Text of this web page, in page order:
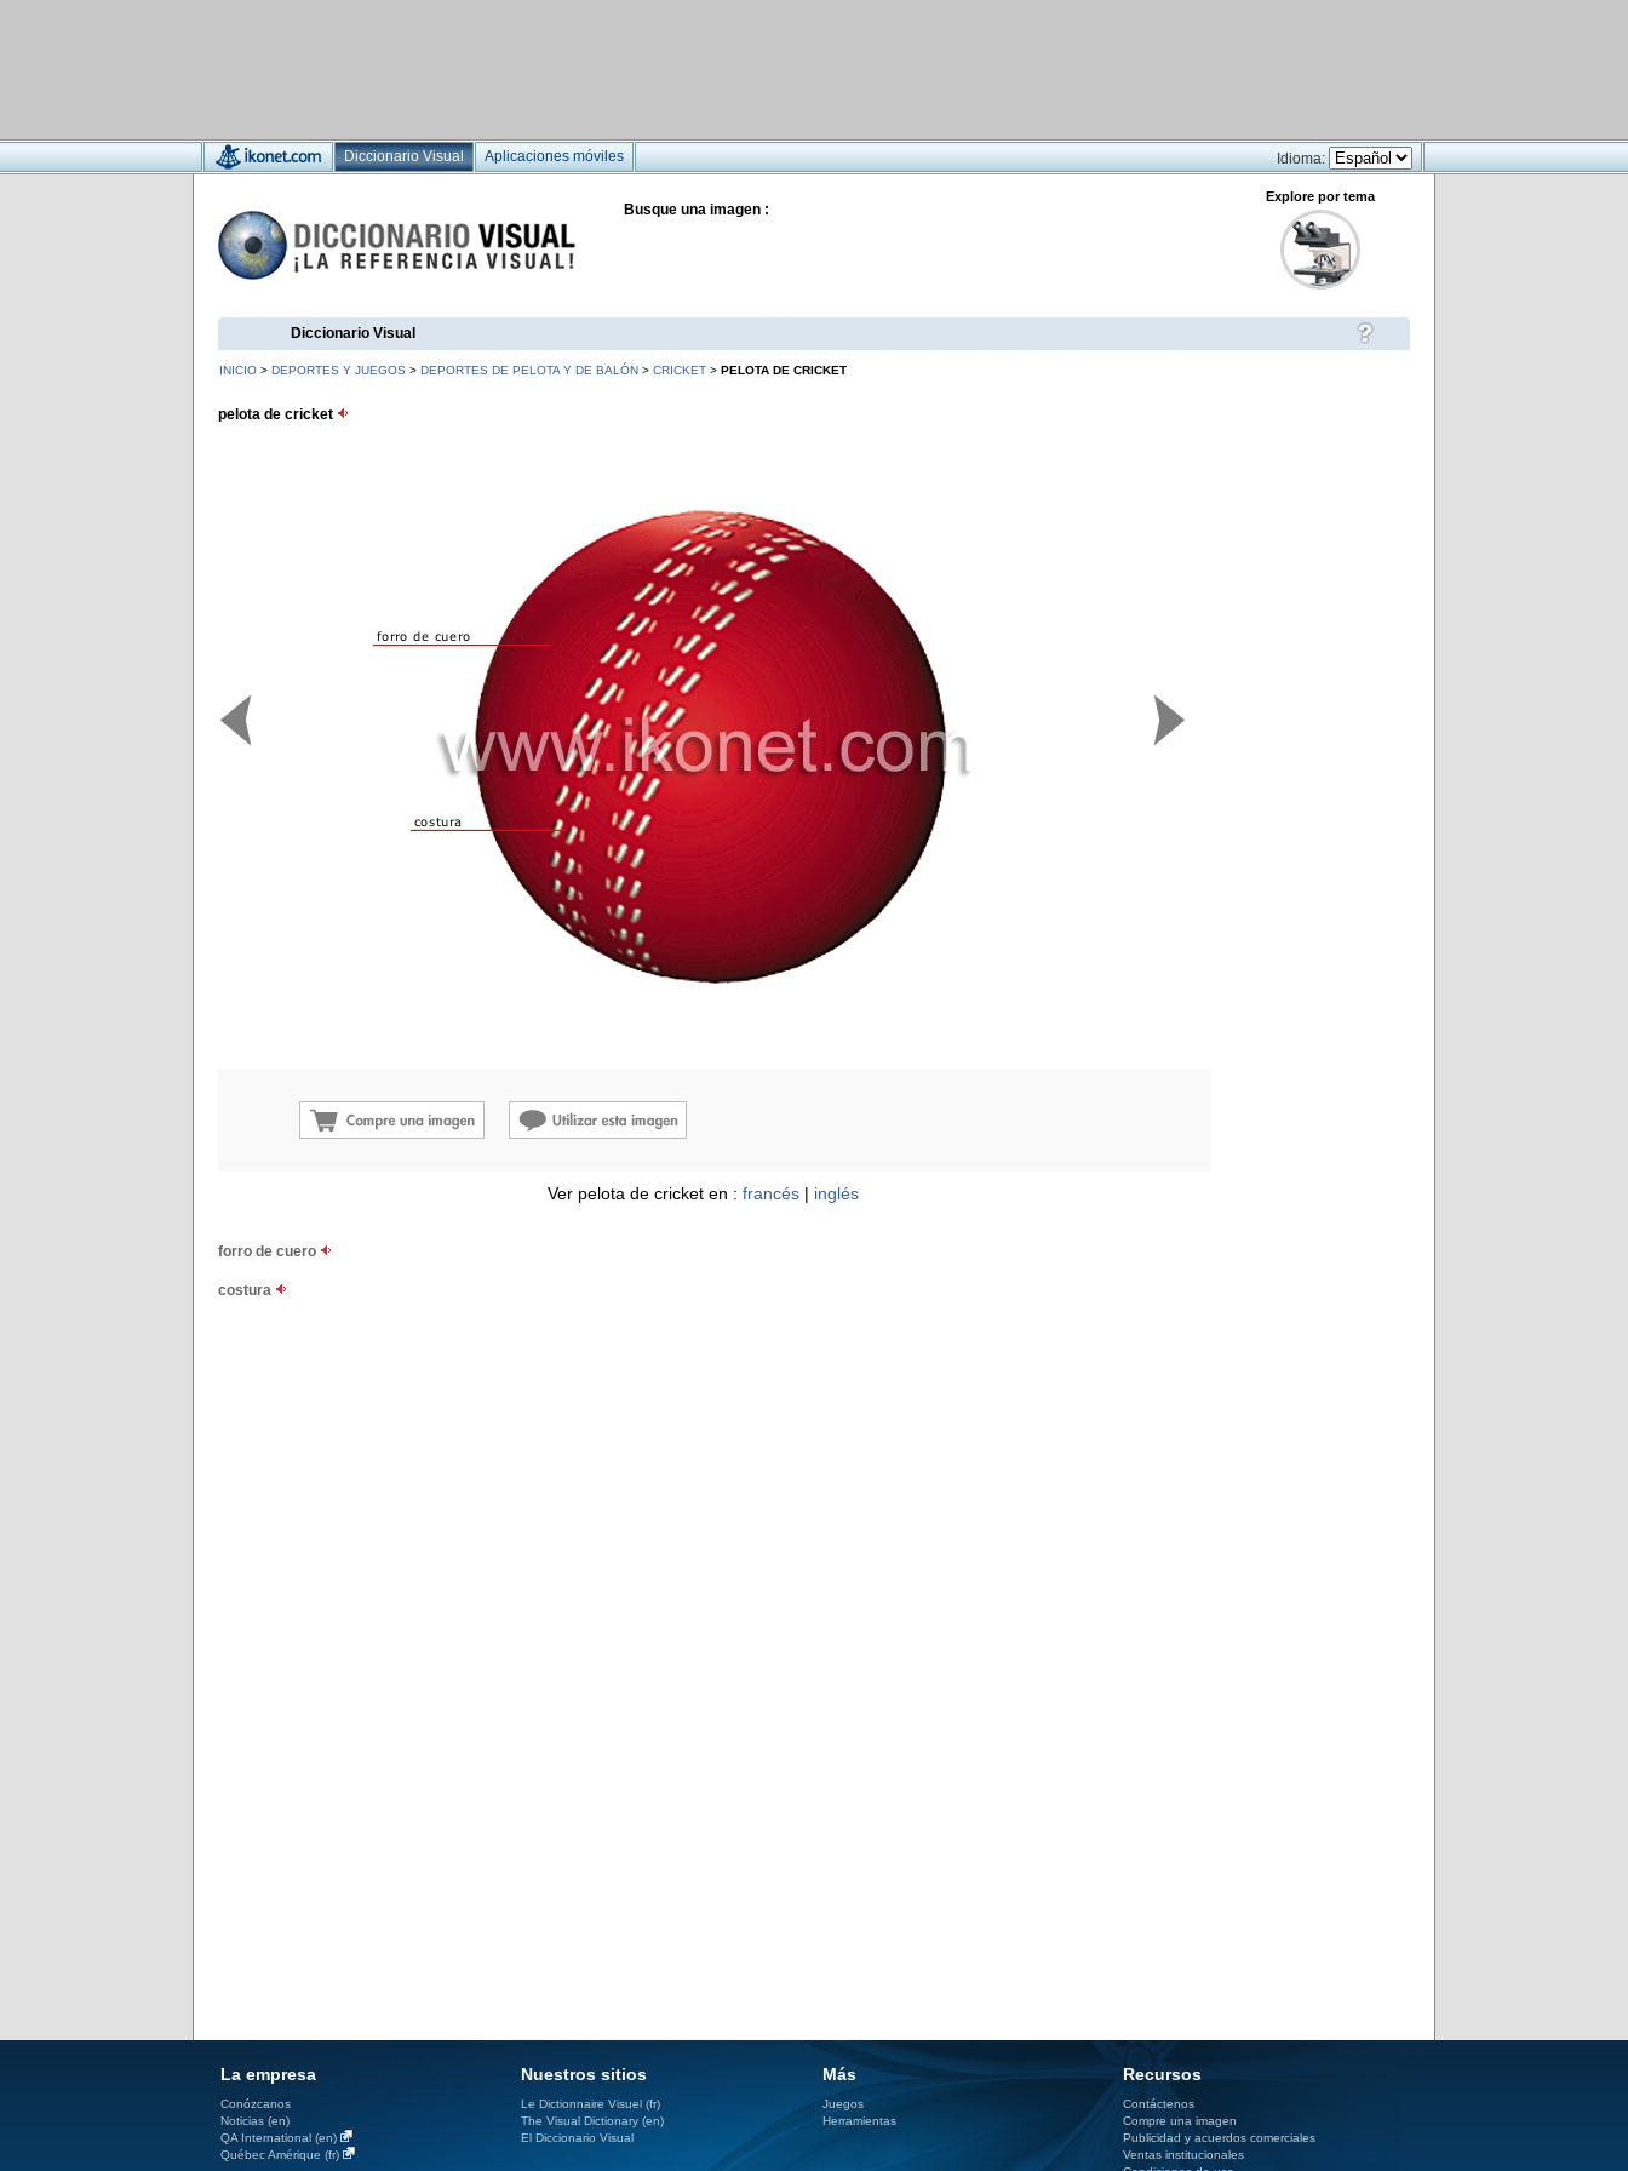
Diccionario Visual Aplicaciones móviles Idioma:
Busque una imagen :
Explore por tema
Diccionario Visual
INICIO > DEPORTES Y JUEGOS > DEPORTES DE PELOTA Y DE BALÓN > CRICKET > PELOTA DE CRICKET
pelota de cricket
Ver pelota de cricket en : francés| inglés
forro de cuero
costura
La empresa
Conózcanos
Noticias (en)
QA International (en)
Québec Amérique (fr)
Nuestros sitios
Le Dictionnaire Visuel (fr)
The Visual Dictionary (en)
El Diccionario Visual
Más
Juegos
Herramientas
Recursos
Contáctenos
Compre una imagen
Publicidad y acuerdos comerciales
Ventas institucionales